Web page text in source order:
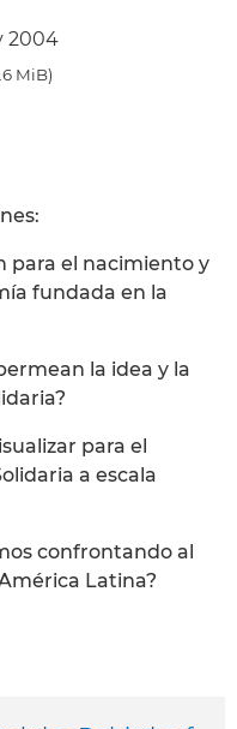
2004
MiB)
para el nacimiento y
fundada en la
la idea y la
para el
a escala
confrontando al
Latina?